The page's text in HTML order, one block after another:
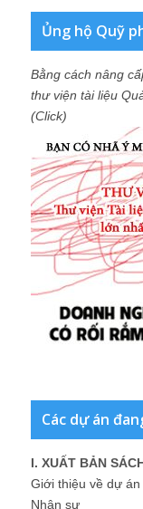
Ủng hộ Quỹ
Bằng cách nâng
thư viện tài liệu
(Click)
Các dự án
I. XUẤT BẢN
Giới thiệu về dự
Nhân sự